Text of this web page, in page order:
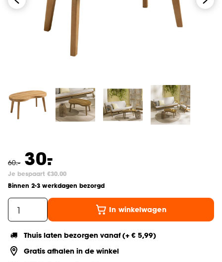
60.- 30.
-
Je bespaart €30.00
Binnen 2-3 werkdagen bezorgd
In winkelwagen
Thuis laten bezorgen vanaf (+ € 5,99)
Gratis afhalen in de winkel